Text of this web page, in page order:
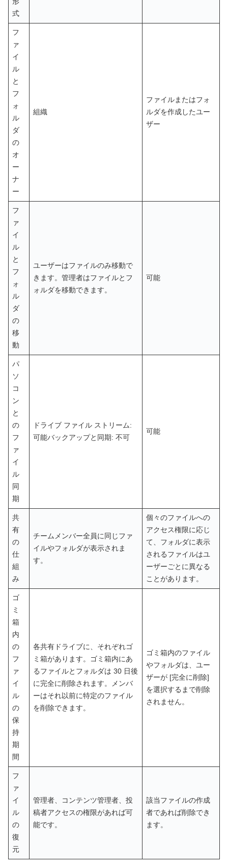
式
フ
ァ
イ
ル
と
フ
ォ
ル
ダ
の
オ
ー
ナ
ー
組織
ファイルまたはフォ
ルダを作成したユー
ザー
フ
ァ
イ
ル
と
フ
ォ
ル
ダ
の
移
動
ユーザーはファイルのみ移動で
きます。管理者はファイルとフ
ォルダを移動できます。
可能
パ
ソ
コ
ン
と
の
フ
ァ
イ
ル
同
期
ドライブ ファイル ストリーム:
可能バックアップと同期: 不可
可能
共
有
の
仕
組
み
チームメンバー全員に同じファ
イルやフォルダが表示されま
す。
個々のファイルへの
アクセス権限に応じ
て、フォルダに表示
されるファイルはユ
ーザーごとに異なる
ことがあります。
ゴ
ミ
箱
内
の
フ
ァ
イ
ル
の
保
持
期
間
各共有ドライブに、それぞれゴ
ミ箱があります。ゴミ箱内にあ
るファイルとフォルダは 30 日後
に完全に削除されます。メンバ
ーはそれ以前に特定のファイル
を削除できます。
ゴミ箱内のファイル
やフォルダは、ユー
ザーが [完全に削除]
を選択するまで削除
されません。
フ
ァ
イ
ル
の
復
元
管理者、コンテンツ管理者、投
稿者アクセスの権限があれば可
能です。
該当ファイルの作成
者であれば削除でき
ます。